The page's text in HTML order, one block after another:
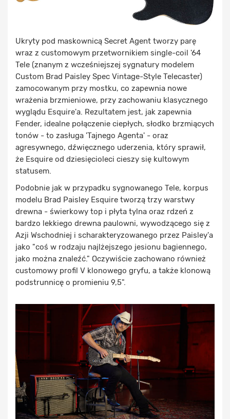
Ukryty pod maskownicą Secret Agent tworzy parę
wraz z customowym przetwornikiem single-coil '64
Tele (znanym z wcześniejszej sygnatury modelem
Custom Brad Paisley Spec Vintage-Style Telecaster)
zamocowanym przy mostku, co zapewnia nowe
wrażenia brzmieniowe, przy zachowaniu klasycznego
wyglądu Esquire'a. Rezultatem jest, jak zapewnia
Fender, idealne połączenie ciepłych, słodko brzmiących
tonów - to zasługa 'Tajnego Agenta' - oraz
agresywnego, dźwięcznego uderzenia, który sprawił,
że Esquire od dziesięcioleci cieszy się kultowym
statusem.
Podobnie jak w przypadku sygnowanego Tele, korpus
modelu Brad Paisley Esquire tworzą trzy warstwy
drewna - świerkowy top i płyta tylna oraz rdzeń z
bardzo lekkiego drewna paulowni, wywodzącego się z
Azji Wschodniej i scharakteryzowanego przez Paisley'a
jako "coś w rodzaju najlżejszego jesionu bagiennego,
jako można znaleźć." Oczywiście zachowano również
customowy profil V klonowego gryfu, a także klonową
podstrunnicę o promieniu 9,5".